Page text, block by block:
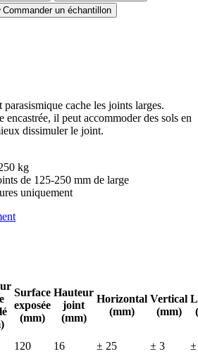
Commander un échantillon
cache les joints larges.
encastrée, il peut accommoder des sols en
dissimuler le joint.
kg
de 125-250 mm de large
uniquement
Surface
exposée
(mm)
Hauteur
joint
(mm)
Horizontal
(mm)
Vertical
(mm)
120 16 ± 25 ± 3